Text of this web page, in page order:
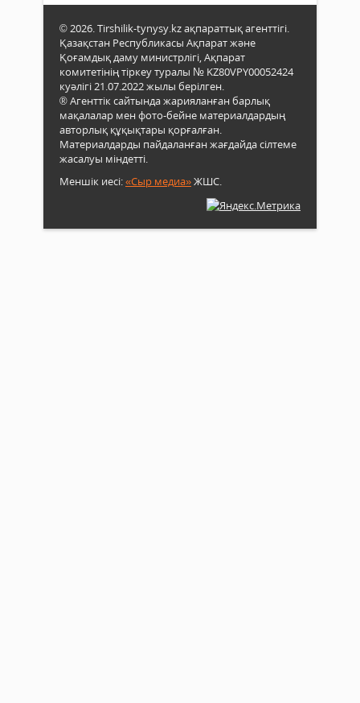
© 2026. Tirshilik-tynysy.kz ақпараттық агенттігі.
Қазақстан Республикасы Ақпарат және
Қоғамдық даму министрлігі, Ақпарат
комитетінің тіркеу туралы № KZ80VPY00052424
куәлігі 21.07.2022 жылы берілген.
® Агенттік сайтында жарияланған барлық
мақалалар мен фото-бейне материалдардың
авторлық құқықтары қорғалған.
Материалдарды пайдаланған жағдайда сілтеме
жасалуы міндетті.
Меншік иесі:«Сыр медиа»ЖШС.